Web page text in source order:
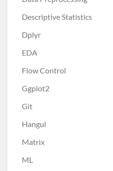
Descriptive Statistics
Dplyr
EDA
Flow Control
Ggplot2
Git
Hangul
Matrix
ML